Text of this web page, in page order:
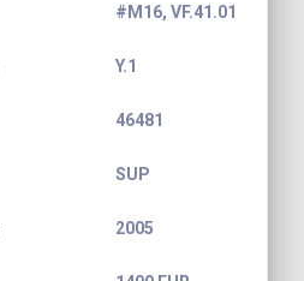
#M16, VF.41.01
Y.1
46481
SUP
2005